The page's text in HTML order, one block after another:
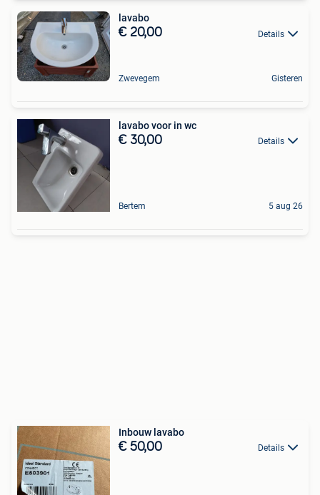
lavabo
€ 20,00 Details
Zwevegem Gisteren
lavabo voor in wc
€ 30,00 Details
Bertem 5 aug 26
Inbouw lavabo
€ 50,00 Details